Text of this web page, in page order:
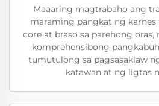
Maaaring magtrabaho ang
maraming pangkat ng
core at braso sa parehong
komprehensibong
tumutulong sa pagsasaklaw
katawan at ng ligtas